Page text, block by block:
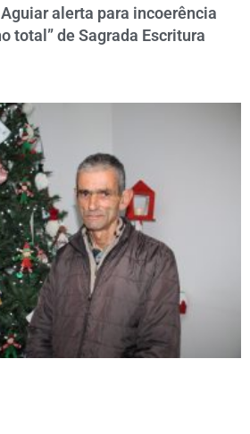
alerta para incoerência
total” de Sagrada Escritura